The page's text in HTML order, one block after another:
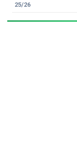
25/26